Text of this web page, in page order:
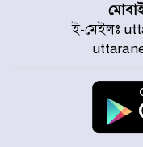
ই-মেইলঃ